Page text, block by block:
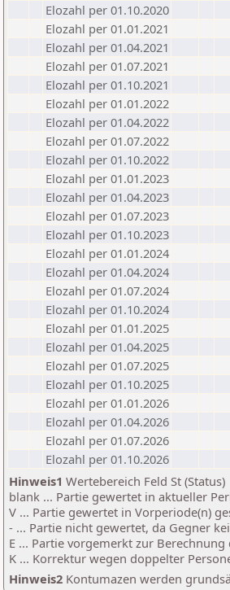
Elozahl per 01.10.2020
Elozahl per 01.01.2021
Elozahl per 01.04.2021
Elozahl per 01.07.2021
Elozahl per 01.10.2021
Elozahl per 01.01.2022
Elozahl per 01.04.2022
Elozahl per 01.07.2022
Elozahl per 01.10.2022
Elozahl per 01.01.2023
Elozahl per 01.04.2023
Elozahl per 01.07.2023
Elozahl per 01.10.2023
Elozahl per 01.01.2024
Elozahl per 01.04.2024
Elozahl per 01.07.2024
Elozahl per 01.10.2024
Elozahl per 01.01.2025
Elozahl per 01.04.2025
Elozahl per 01.07.2025
Elozahl per 01.10.2025
Elozahl per 01.01.2026
Elozahl per 01.04.2026
Elozahl per 01.07.2026
Elozahl per 01.10.2026
Hinweis1 Wertebereich Feld St (Status)
blank ... Partie gewertet in aktueller
V ... Partie gewertet in Vorperiode(n)
- ... Partie nicht gewertet, da Gegner
E ... Partie vorgemerkt zur
K ... Korrektur wegen doppelter
Hinweis2 Kontumazen werden